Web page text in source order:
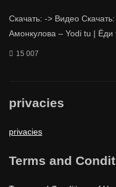
Скачать: -> Видео
Амонкулова – Yodi tu |
15 007
privacies
privacies
Terms and